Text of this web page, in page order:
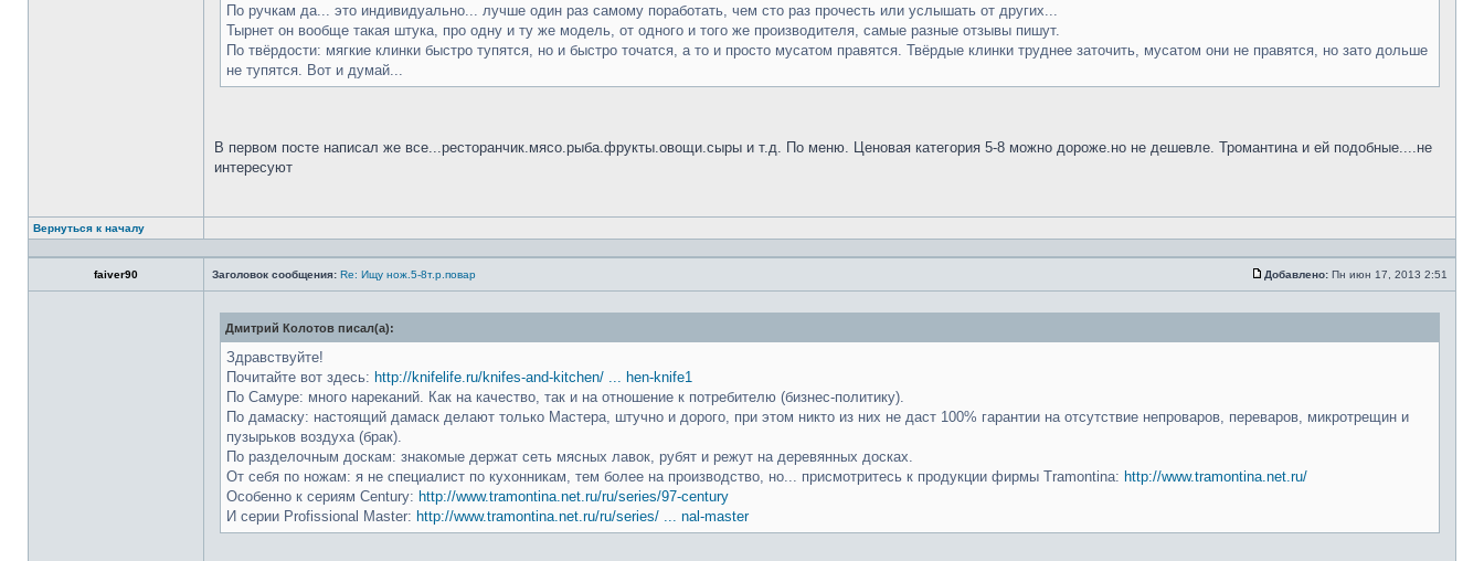
По ручкам да... это индивидуально... лучше один раз самому поработать, чем сто раз прочесть или услышать от других...
Тырнет он вообще такая штука, про одну и ту же модель, от одного и того же производителя, самые разные отзывы пишут.
По твёрдости: мягкие клинки быстро тупятся, но и быстро точатся, а то и просто мусатом правятся. Твёрдые клинки труднее заточить, мусатом они не правятся, но зато дольше
не тупятся. Вот и думай...
В первом посте написал же все...ресторанчик.мясо.рыба.фрукты.овощи.сыры и т.д. По меню. Ценовая категория 5-8 можно дороже.но не дешевле. Тромантина и ей подобные....не
интересуют
Вернуться к началу
faiver90 Заголовок сообщения: Re: Ищу нож.5-8т.р.повар Добавлено: Пн июн 17, 2013 2:51
Дмитрий Колотов писал(а):
Здравствуйте!
Почитайте вот здесь: http://knifelife.ru/knifes-and-kitchen/ ... hen-knife1
По Самуре: много нареканий. Как на качество, так и на отношение к потребителю (бизнес-политику).
По дамаску: настоящий дамаск делают только Мастера, штучно и дорого, при этом никто из них не даст 100% гарантии на отсутствие непроваров, переваров, микротрещин и
пузырьков воздуха (брак).
По разделочным доскам: знакомые держат сеть мясных лавок, рубят и режут на деревянных досках.
От себя по ножам: я не специалист по кухонникам, тем более на производство, но... присмотритесь к продукции фирмы Tramontina: http://www.tramontina.net.ru/
Особенно к сериям Century: http://www.tramontina.net.ru/ru/series/97-century
И серии Profissional Master: http://www.tramontina.net.ru/ru/series/ ... nal-master